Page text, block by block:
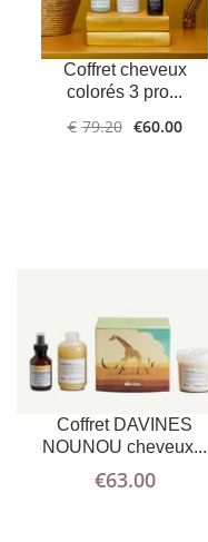
Coffret cheveux
colorés 3 pro...
€ 79.20 €60.00
Coffret DAVINES
NOUNOU cheveux...
€63.00
AJOUTER AU
PANIER
PLUS
D'INFOS
LIRE LA
SUITE
PLUS
D'INFOS